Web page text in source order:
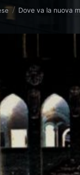
Dove va la nuova